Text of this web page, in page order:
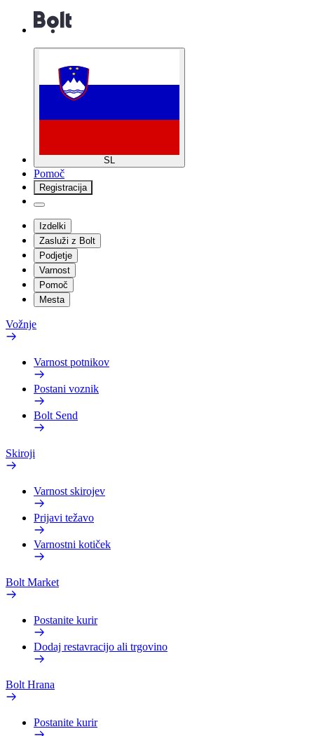
SL
Pomoč
Registracija
Izdelki
Zasluži z Bolt
Podjetje
Varnost
Pomoč
Mesta
Vožnje
Varnost potnikov
Postani voznik
Bolt Send
Skiroji
Varnost skirojev
Prijavi težavo
Varnostni kotiček
Bolt Market
Postanite kurir
Dodaj restavracijo ali trgovino
Bolt Hrana
Postanite kurir